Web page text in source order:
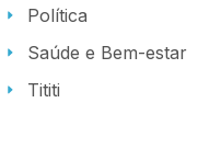
Política
Saúde e Bem-estar
Tititi